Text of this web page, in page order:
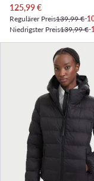
Aktueller Preis
125,99€
Regulärer Preis139,99 €-
Niedrigster Preis139,99 €-